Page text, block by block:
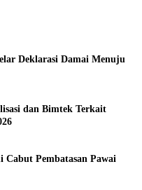
Deklarasi Damai Menuju
dan Bimtek Terkait
Cabut Pembatasan Pawai